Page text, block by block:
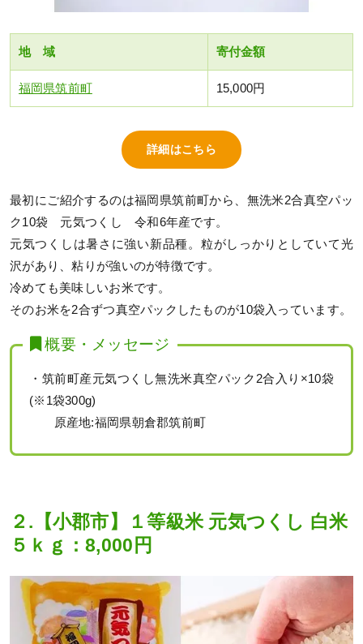
地 域 寄付金額
福岡県筑前町 15,000円
詳細はこちら
最初にご紹介するのは福岡県筑前町から、無洗米2合真空パッ
ク10袋 元気つくし 令和6年産です。
元気つくしは暑さに強い新品種。粒がしっかりとしていて光
沢があり、粘りが強いのが特徴です。
冷めても美味しいお米です。
そのお米を2合ずつ真空パックしたものが10袋入っています。
概要・メッセージ
・筑前町産元気つくし無洗米真空パック2合入り×10袋
(※1袋300g)
原産地:福岡県朝倉郡筑前町
２.【小郡市】１等級米 元気つくし 白米
５ｋｇ：8,000円